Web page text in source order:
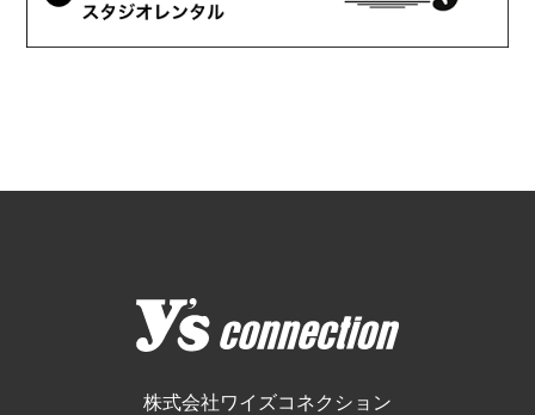
株式会社ワイズコネクション